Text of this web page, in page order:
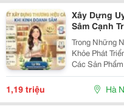
Xây Dựng
Sâm Cạnh
Trong Những
Khỏe Phát
Các Sản
Thành Công
Quốc , Chất
Người...
1,19 triệu Hà